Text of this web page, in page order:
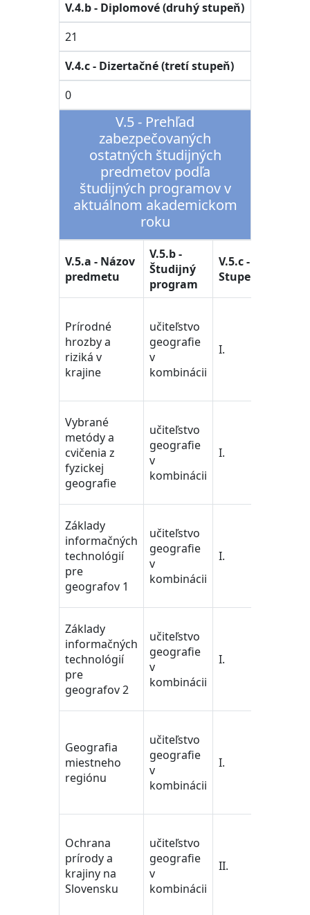
V.4.b - Diplomové (druhý stupeň)
21
V.4.c - Dizertačné (tretí stupeň)
0
V.5 - Prehľad
zabezpečovaných
ostatných študijných
predmetov podľa
študijných programov v
aktuálnom akademickom
roku
V.5.a - Názov
predmetu
V.5.b -
Študijný
program
V.5.c -
Stupeň
Prírodné
hrozby a
riziká v
krajine
učiteľstvo
geografie
v
kombinácii
I.
Vybrané
metódy a
cvičenia z
fyzickej
geografie
učiteľstvo
geografie
v
kombinácii
I.
Základy
informačných
technológií
pre
geografov 1
učiteľstvo
geografie
v
kombinácii
I.
Základy
informačných
technológií
pre
geografov 2
učiteľstvo
geografie
v
kombinácii
I.
Geografia
miestneho
regiónu
učiteľstvo
geografie
v
kombinácii
I.
Ochrana
prírody a
krajiny na
Slovensku
učiteľstvo
geografie
v
kombinácii
II.